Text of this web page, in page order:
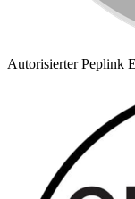
Autorisierter Peplink